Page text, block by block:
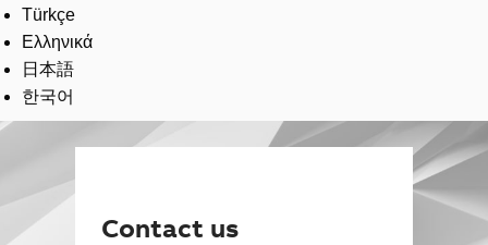
Türkçe
Ελληνικά
日本語
한국어
Contact us